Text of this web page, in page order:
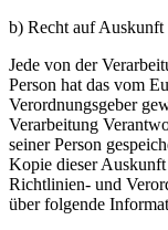
b) Recht auf Auskunft
Jede von der
Person hat das vom
Verordnungsgeber
Verarbeitung
seiner Person
Kopie dieser Auskunft
Richtlinien- und
über folgende